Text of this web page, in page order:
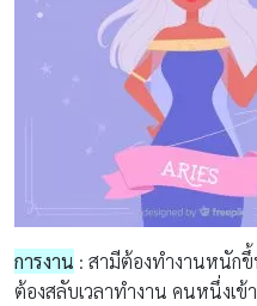
การงาน : สามีต้องทำงานหนักขึ้
ต้องสลับเวลาทำงาน คนหนึ่งเข้